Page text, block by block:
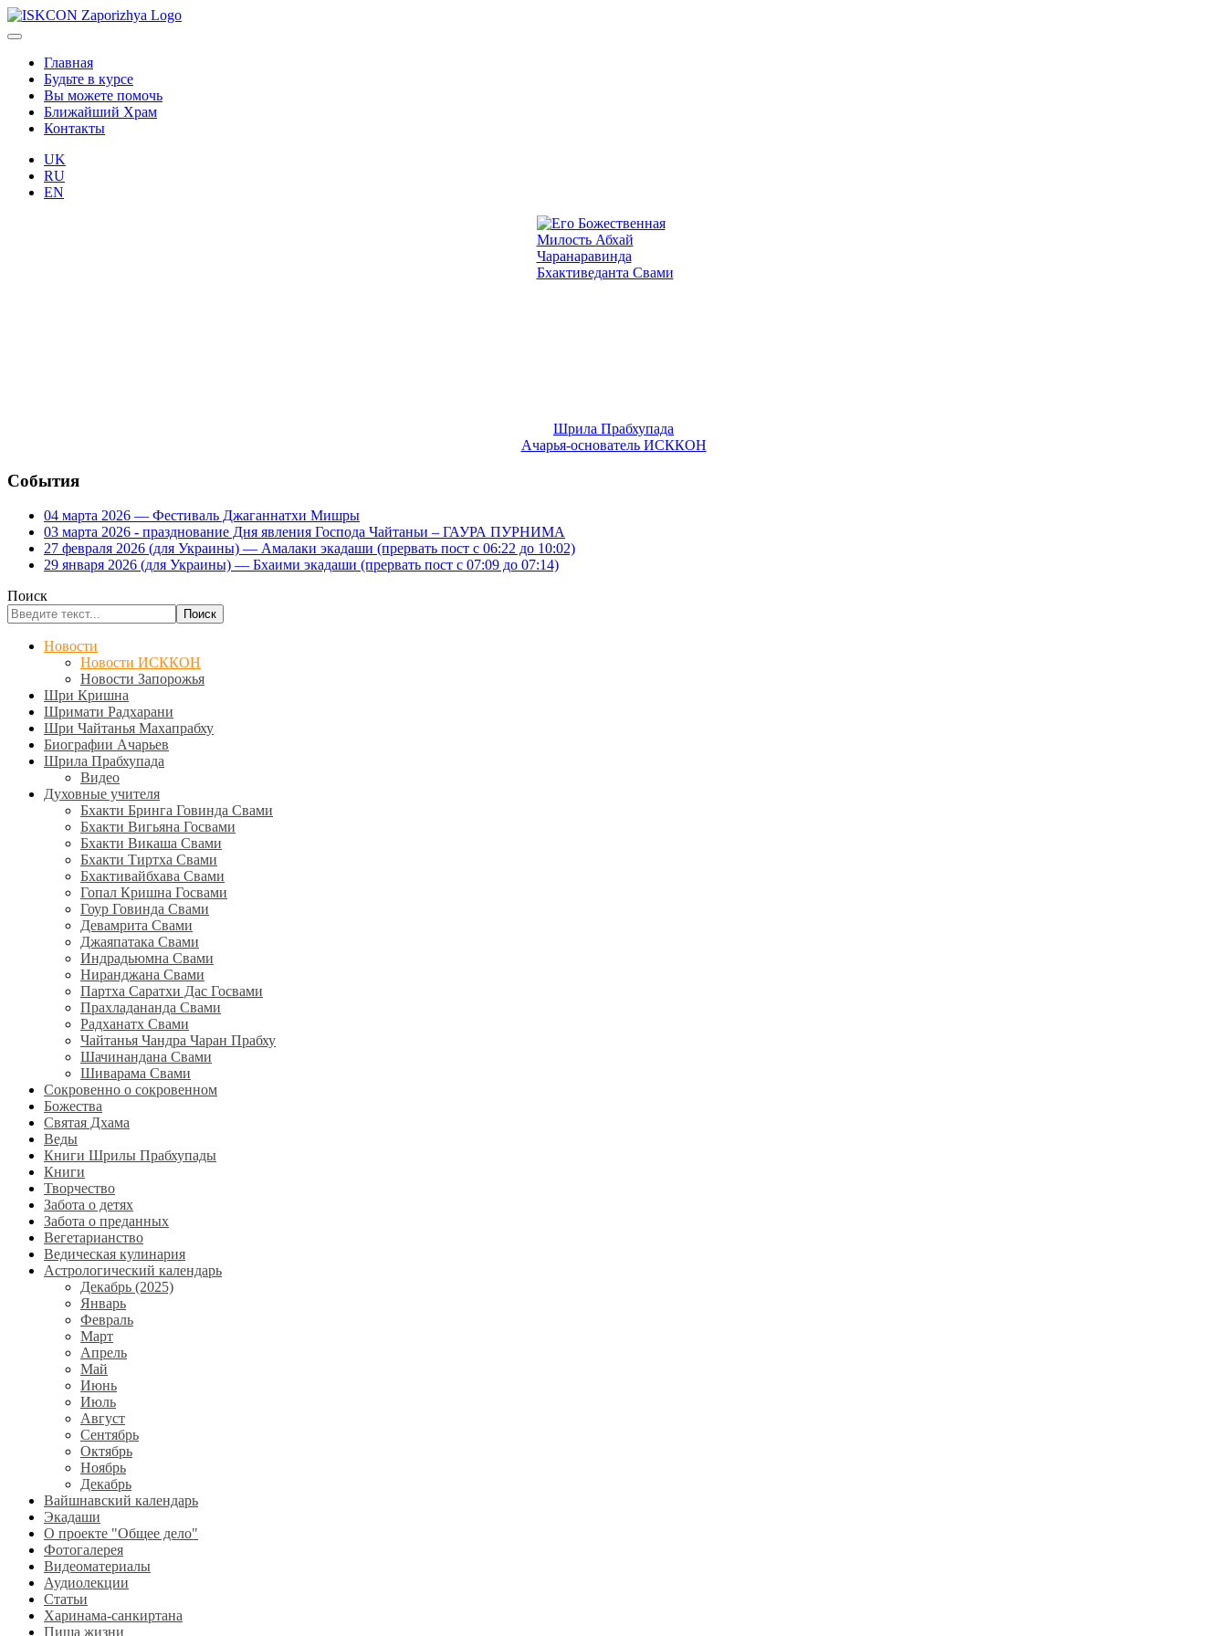
Главная
Будьте в курсе
Вы можете помочь
Ближайший Храм
Контакты
UK
RU
EN
Шрила Прабхупада
Ачарья-основатель ИСККОН
События
04 марта 2026 — Фестиваль Джаганнатхи Мишры
03 марта 2026 - празднование Дня явления Господа Чайтаньи – ГАУРА ПУРНИМА
27 февраля 2026 (для Украины) — Амалаки экадаши (прервать пост с 06:22 до 10:02)
29 января 2026 (для Украины) — Бхаими экадаши (прервать пост с 07:09 до 07:14)
Поиск
Поиск
Новости
Новости ИСККОН
Новости Запорожья
Шри Кришна
Шримати Радхарани
Шри Чайтанья Махапрабху
Биографии Ачарьев
Шрила Прабхупада
Видео
Духовные учителя
Бхакти Бринга Говинда Свами
Бхакти Вигьяна Госвами
Бхакти Викаша Свами
Бхакти Тиртха Свами
Бхактивайбхава Свами
Гопал Кришна Госвами
Гоур Говинда Свами
Девамрита Свами
Джаяпатака Свами
Индрадьюмна Свами
Ниранджана Свами
Партха Саратхи Дас Госвами
Прахладананда Свами
Радханатх Свами
Чайтанья Чандра Чаран Прабху
Шачинандана Свами
Шиварама Свами
Сокровенно о сокровенном
Божества
Святая Дхама
Веды
Книги Шрилы Прабхупады
Книги
Творчество
Забота о детях
Забота о преданных
Вегетарианство
Ведическая кулинария
Астрологический календарь
Декабрь (2025)
Январь
Февраль
Март
Апрель
Май
Июнь
Июль
Август
Сентябрь
Октябрь
Ноябрь
Декабрь
Вайшнавский календарь
Экадаши
О проекте "Общее дело"
Фотогалерея
Видеоматериалы
Аудиолекции
Статьи
Харинама-санкиртана
Пища жизни